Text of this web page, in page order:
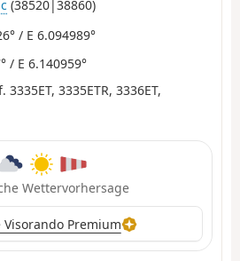
(38520|38860)
/ E 6.094989°
/ E 6.140959°
3335ET, 3335ETR, 3336ET,
Wettervorhersage
Visorando Premium